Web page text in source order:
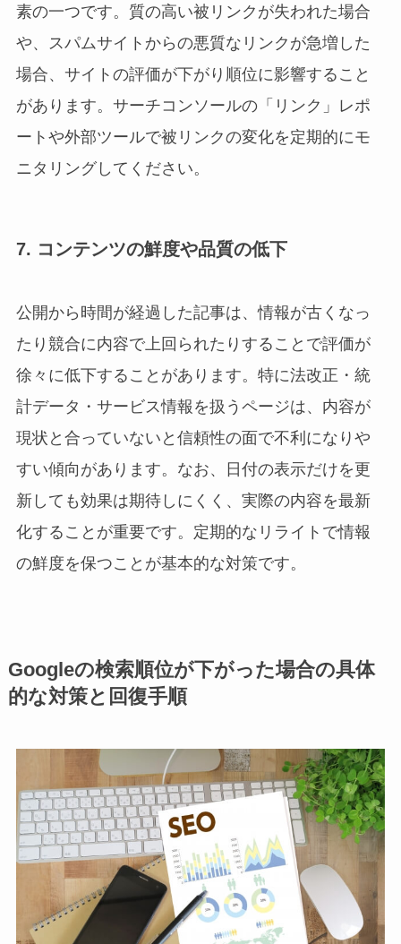
素の一つです。質の高い被リンクが失われた場合
や、スパムサイトからの悪質なリンクが急増した
場合、サイトの評価が下がり順位に影響すること
があります。サーチコンソールの「リンク」レポ
ートや外部ツールで被リンクの変化を定期的にモ
ニタリングしてください。
7. コンテンツの鮮度や品質の低下
公開から時間が経過した記事は、情報が古くなっ
たり競合に内容で上回られたりすることで評価が
徐々に低下することがあります。特に法改正・統
計データ・サービス情報を扱うページは、内容が
現状と合っていないと信頼性の面で不利になりや
すい傾向があります。なお、日付の表示だけを更
新しても効果は期待しにくく、実際の内容を最新
化することが重要です。定期的なリライトで情報
の鮮度を保つことが基本的な対策です。
Googleの検索順位が下がった場合の具体
的な対策と回復手順